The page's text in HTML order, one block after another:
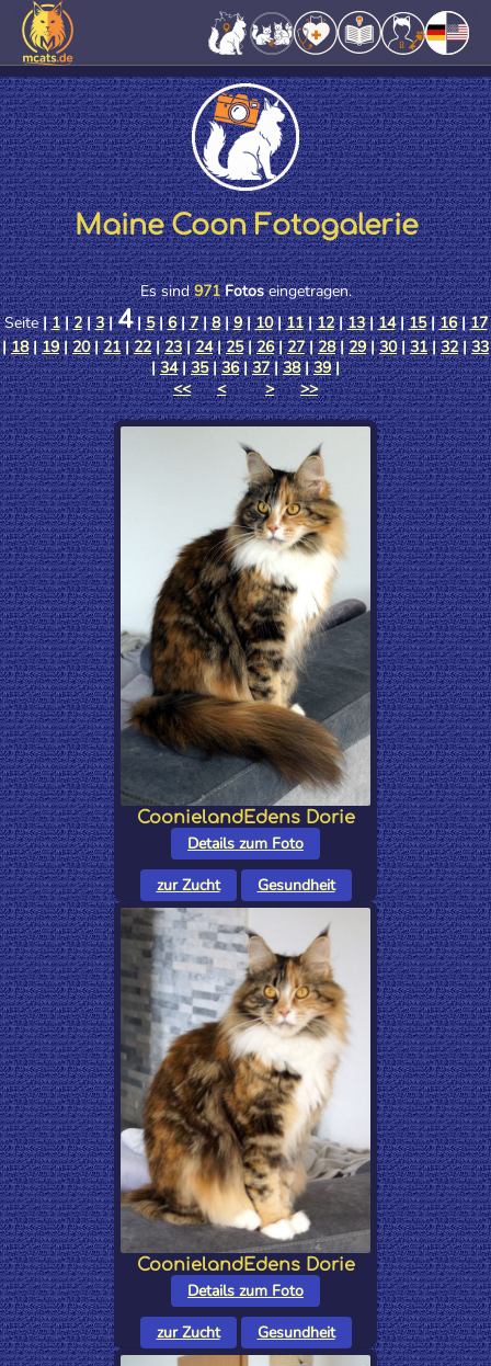
Maine Coon Fotogalerie
Es sind971Fotoseingetragen.
Seite|1|2|3|4|5|6|7|8|9|10|11|12|13|14|15|16|17
|18|19|20|21|22|23|24|25|26|27|28|29|30|31|32|33
|34|35|36|37|38|39|
<<
< > >>
CoonielandEdens Dorie
Details zum Foto
zur Zucht
Gesundheit
CoonielandEdens Dorie
Details zum Foto
zur Zucht
Gesundheit